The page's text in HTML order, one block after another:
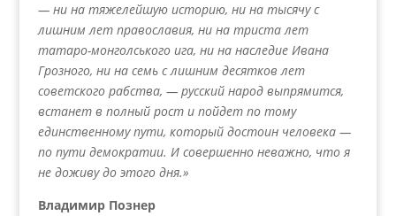
— ни на тяжелейшую историю, ни на тысячу с
лишним лет православия, ни на триста лет
татаро-монголського ига, ни на наследие Ивана
Грозного, ни на семь с лишним десятков лет
советского рабства, — русский народ выпрямится,
встанет в полный рост и пойдет по тому
единственному пути, который достоин человека —
по пути демократии. И совершенно неважно, что я
не доживу до этого дня.»
Владимир Познер